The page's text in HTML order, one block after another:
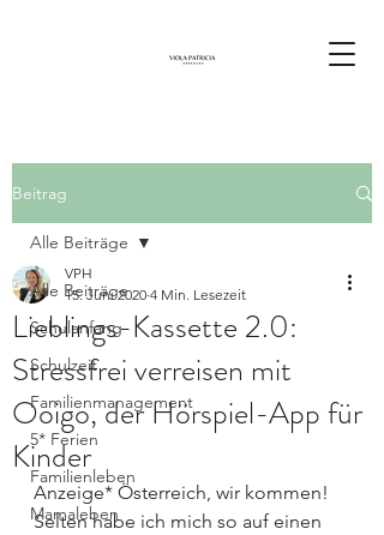
Beitrag
Alle Beiträge
Schulanfang
Schulzeit
Familienmanagement
5* Ferien
Familienleben
Mamaleben
Alle Beiträge
Lieblings-Kassette 2.0:
Stressfrei verreisen mit
Ooigo, der Hörspiel-App für
Kinder
VPH
15. Juni 2020 4 Min. Lesezeit
Anzeige* Österreich, wir kommen!
Selten habe ich mich so auf einen